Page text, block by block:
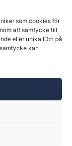
som cookies för
att samtycke till
eller unika ID:n på
kan
556625-6425 -
på denna
källa vid citering.
cookies